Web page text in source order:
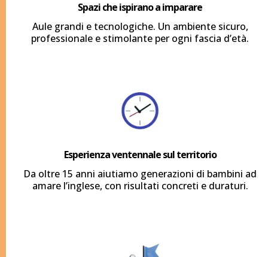
Spazi che ispirano a imparare
Aule grandi e tecnologiche. Un ambiente sicuro,
professionale e stimolante per ogni fascia d’età.
Esperienza ventennale sul territorio
Da oltre 15 anni aiutiamo generazioni di bambini ad
amare l’inglese, con risultati concreti e duraturi.